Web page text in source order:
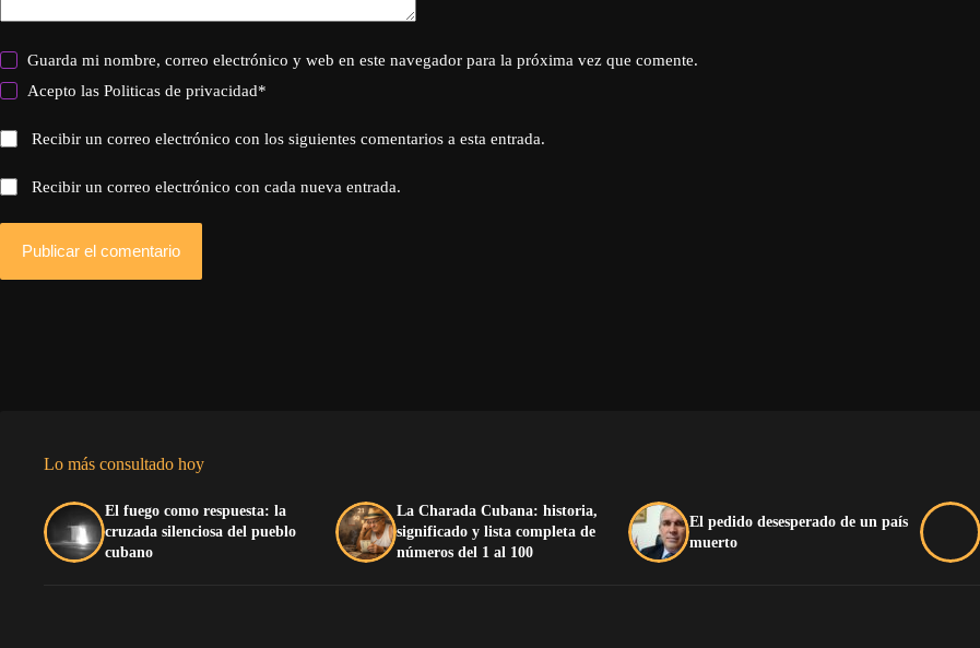
Guarda mi nombre, correo electrónico y web en este navegador para la próxima vez que comente.
Acepto lasPoliticas de privacidad*
Recibir un correo electrónico con los siguientes comentarios a esta entrada.
Recibir un correo electrónico con cada nueva entrada.
Publicar el comentario
Lo más consultado hoy
El fuego como respuesta: la
cruzada silenciosa del pueblo
cubano
La Charada Cubana: historia,
significado y lista completa de
números del 1 al 100
El pedido desesperado de un país
muerto